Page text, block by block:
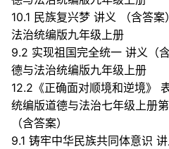
10.1 民族复兴梦 讲义 （含答
法治统编版九年级上册
9.2 实现祖国完全统一 讲义（
德与法治统编版九年级上册
12.2《正确面对顺境和逆境》
统编版道德与法治七年级上册
（含答案）
9.1 铸牢中华民族共同体意识